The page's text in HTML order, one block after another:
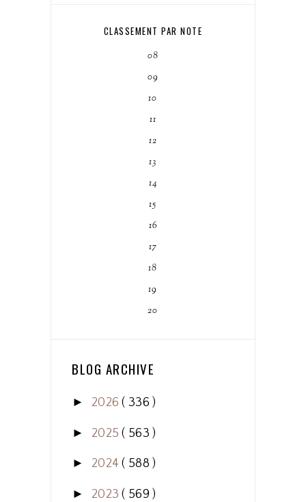
CLASSEMENT PAR NOTE
08
09
10
11
12
13
14
15
16
17
18
19
20
BLOG ARCHIVE
► 2026( 336 )
► 2025( 563 )
► 2024( 588 )
► 2023( 569 )